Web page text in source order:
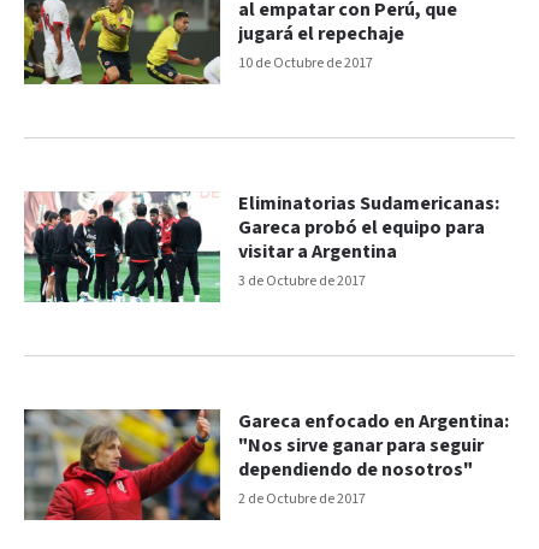
10 de Octubre de 2017
al empatar con Perú, que
jugará el repechaje
3 de Octubre de 2017
Eliminatorias Sudamericanas:
Gareca probó el equipo para
visitar a Argentina
2 de Octubre de 2017
Gareca enfocado en Argentina:
"Nos sirve ganar para seguir
dependiendo de nosotros"